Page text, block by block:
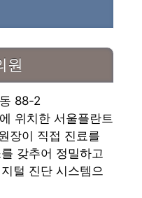
원
88-2
위치한 서울플란트
장이 직접 진료를
갖추어 정밀하고
털 진단 시스템으